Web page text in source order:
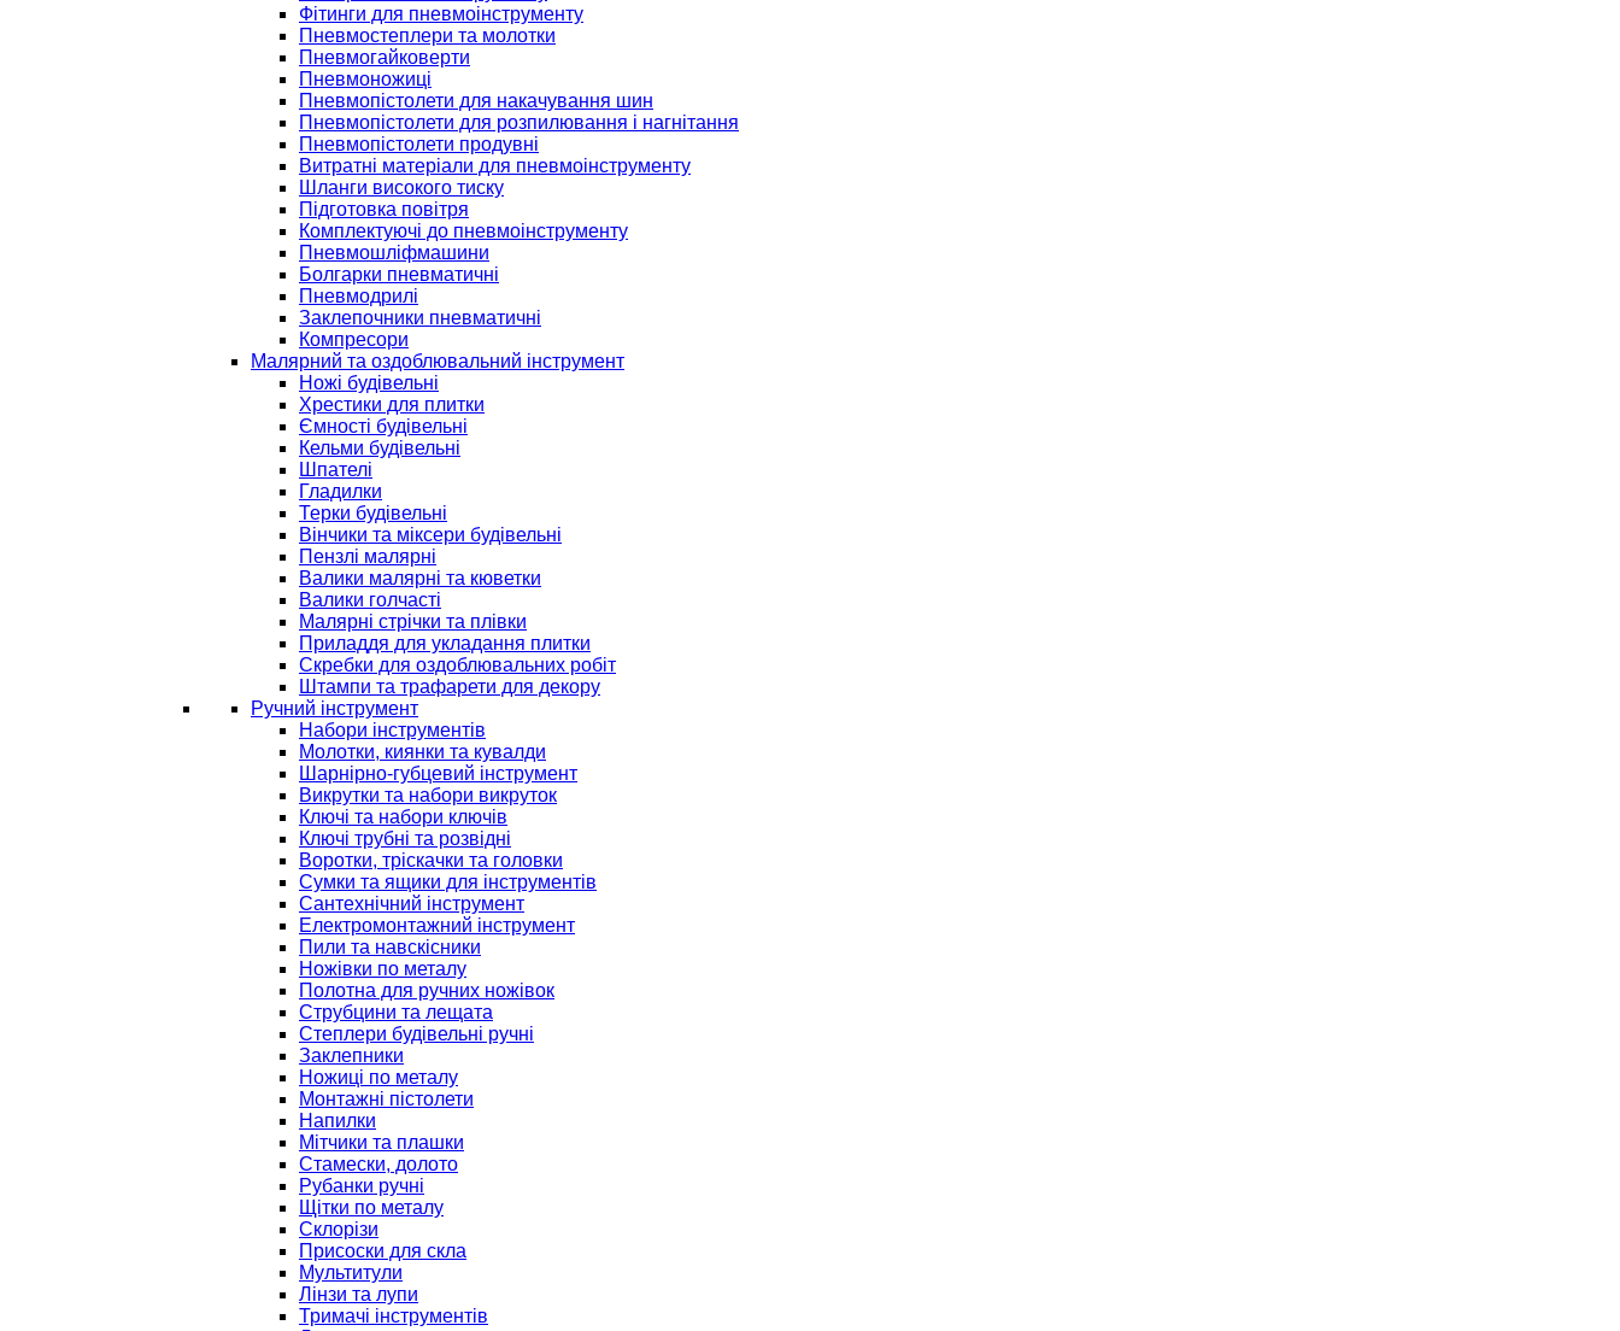
Фітинги для пневмоінструменту
Пневмостеплери та молотки
Пневмогайковерти
Пневмоножиці
Пневмопістолети для накачування шин
Пневмопістолети для розпилювання і нагнітання
Пневмопістолети продувні
Витратні матеріали для пневмоінструменту
Шланги високого тиску
Підготовка повітря
Комплектуючі до пневмоінструменту
Пневмошліфмашини
Болгарки пневматичні
Пневмодрилі
Заклепочники пневматичні
Компресори
Малярний та оздоблювальний інструмент
Ножі будівельні
Хрестики для плитки
Ємності будівельні
Кельми будівельні
Шпателі
Гладилки
Терки будівельні
Вінчики та міксери будівельні
Пензлі малярні
Валики малярні та кюветки
Валики голчасті
Малярні стрічки та плівки
Приладдя для укладання плитки
Скребки для оздоблювальних робіт
Штампи та трафарети для декору
Ручний інструмент
Набори інструментів
Молотки, киянки та кувалди
Шарнірно-губцевий інструмент
Викрутки та набори викруток
Ключі та набори ключів
Ключі трубні та розвідні
Воротки, тріскачки та головки
Сумки та ящики для інструментів
Сантехнічний інструмент
Електромонтажний інструмент
Пили та навскісники
Ножівки по металу
Полотна для ручних ножівок
Струбцини та лещата
Степлери будівельні ручні
Заклепники
Ножиці по металу
Монтажні пістолети
Напилки
Мітчики та плашки
Стамески, долото
Рубанки ручні
Щітки по металу
Склорізи
Присоски для скла
Мультитули
Лінзи та лупи
Тримачі інструментів